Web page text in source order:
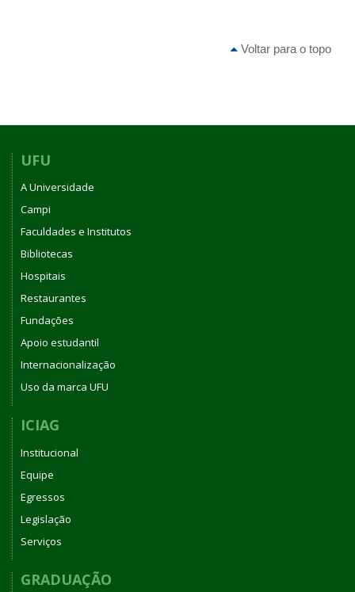
Voltar para o topo
UFU
A Universidade
Campi
Faculdades e Institutos
Bibliotecas
Hospitais
Restaurantes
Fundações
Apoio estudantil
Internacionalização
Uso da marca UFU
ICIAG
Institucional
Equipe
Egressos
Legislação
Serviços
GRADUAÇÃO